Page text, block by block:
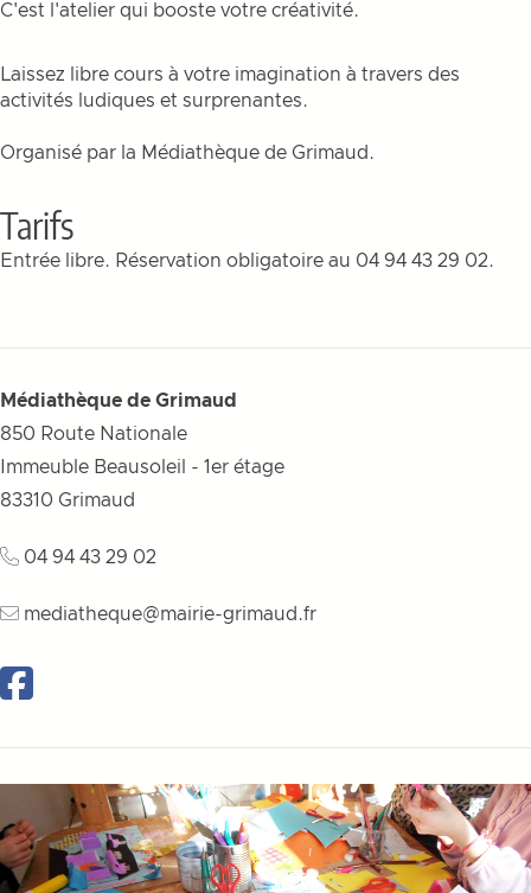
C'est l'atelier qui booste votre créativité.
Laissez libre cours à votre imagination à travers des
activités ludiques et surprenantes.
Organisé par la Médiathèque de Grimaud.
Tarifs
Entrée libre. Réservation obligatoire au 04 94 43 29 02.
Médiathèque de Grimaud
850 Route Nationale
Immeuble Beausoleil - 1er étage
83310 Grimaud
04 94 43 29 02
mediatheque@mairie-grimaud.fr
Facebook